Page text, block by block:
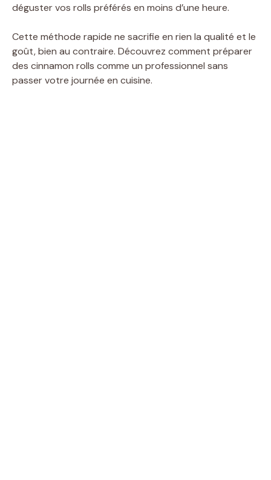
déguster vos rolls préférés en moins d’une heure.
Cette méthode rapide ne sacrifie en rien la qualité et le
goût, bien au contraire. Découvrez comment préparer
des cinnamon rolls comme un professionnel sans
passer votre journée en cuisine.